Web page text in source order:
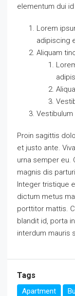
elementum dui
Lorem
adipiscing
Aliquam
Proin sagittis
et justo ante.
urna semper eu.
magnis dis
Integer tristique
dictum metus
porttitor mattis.
blandit id, porta
interdum mauris
Tags
Apartment